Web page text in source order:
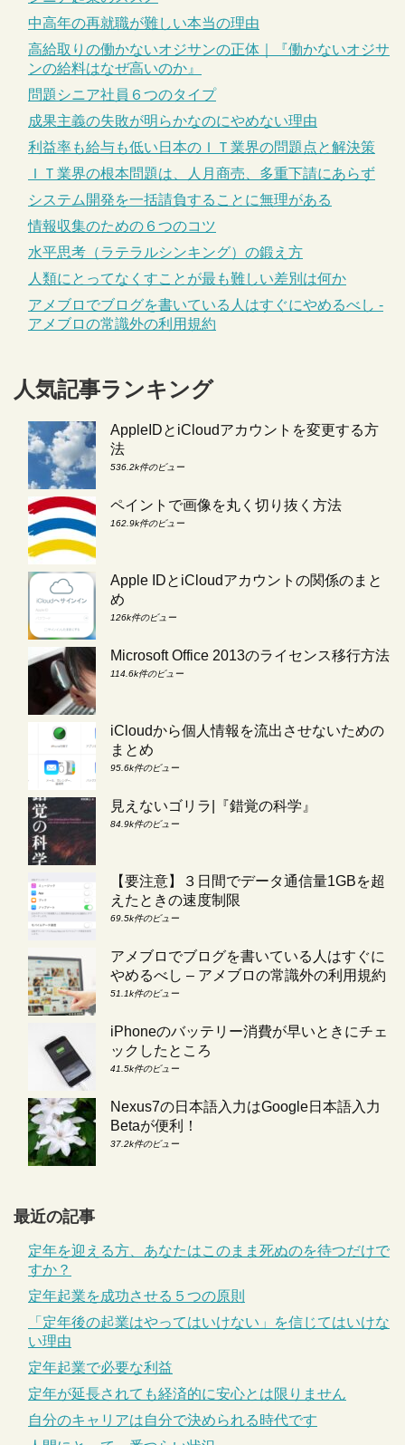
中高年の再就職が難しい本当の理由
高給取りの働かないオジサンの正体｜『働かないオジサ
ンの給料はなぜ高いのか』
問題シニア社員６つのタイプ
成果主義の失敗が明らかなのにやめない理由
利益率も給与も低い日本のＩＴ業界の問題点と解決策
ＩＴ業界の根本問題は、人月商売、多重下請にあらず
システム開発を一括請負することに無理がある
情報収集のための６つのコツ
水平思考（ラテラルシンキング）の鍛え方
人類にとってなくすことが最も難しい差別は何か
アメブロでブログを書いている人はすぐにやめるべし -
アメブロの常識外の利用規約
人気記事ランキング
AppleIDとiCloudアカウントを変更する方
法
536.2k件のビュー
ペイントで画像を丸く切り抜く方法
162.9k件のビュー
Apple IDとiCloudアカウントの関係のまと
め
126k件のビュー
Microsoft Office 2013のライセンス移行方法
114.6k件のビュー
iCloudから個人情報を流出させないための
まとめ
95.6k件のビュー
見えないゴリラ|『錯覚の科学』
84.9k件のビュー
【要注意】３日間でデータ通信量1GBを超
えたときの速度制限
69.5k件のビュー
アメブロでブログを書いている人はすぐに
やめるべし – アメブロの常識外の利用規約
51.1k件のビュー
iPhoneのバッテリー消費が早いときにチェ
ックしたところ
41.5k件のビュー
Nexus7の日本語入力はGoogle日本語入力
Betaが便利！
37.2k件のビュー
最近の記事
定年を迎える方、あなたはこのまま死ぬのを待つだけで
すか？
定年起業を成功させる５つの原則
「定年後の起業はやってはいけない」を信じてはいけな
い理由
定年起業で必要な利益
定年が延長されても経済的に安心とは限りません
自分のキャリアは自分で決められる時代です